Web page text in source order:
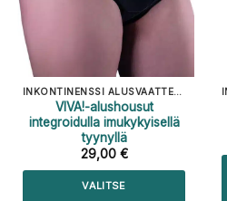
INKONTINENSSI ALUSVAATTEET
VIVA!-alushousut
integroidulla imukykyisellä
tyynyllä
29,00 €
VALITSE